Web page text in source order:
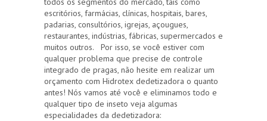
escritórios, farmácias, clínicas, hospitais, bares,
padarias, consultórios, igrejas, açougues,
restaurantes, indústrias, fábricas, supermercados e
muitos outros. Por isso, se você estiver com
qualquer problema que precise de controle
integrado de pragas, não hesite em realizar um
orçamento com Hidrotex dedetizadora o quanto
antes! Nós vamos até você e eliminamos todo e
qualquer tipo de inseto veja algumas
especialidades da dedetizadora: